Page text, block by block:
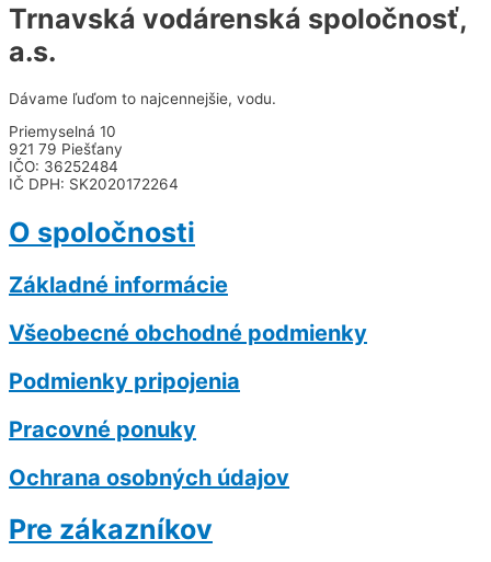
Trnavská vodárenská spoločnosť,
a.s.
Dávame ľuďom to najcennejšie, vodu.
Priemyselná 10
921 79 Piešťany
IČO: 36252484
IČ DPH: SK2020172264
O spoločnosti
Základné informácie
Všeobecné obchodné podmienky
Podmienky pripojenia
Pracovné ponuky
Ochrana osobných údajov
Pre zákazníkov